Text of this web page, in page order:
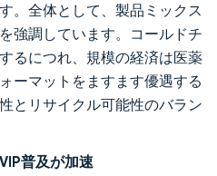
。全体として、製品ミックス
強調しています。コールドチ
るにつれ、規模の経済は医薬
ーマットをますます優遇する
とリサイクル可能性のバラン
普及が加速